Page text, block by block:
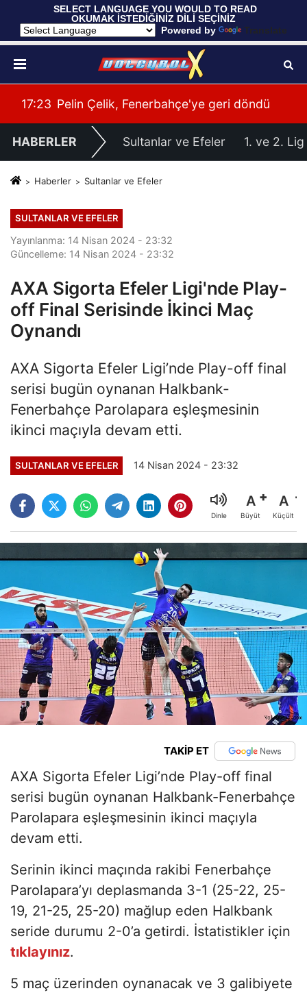
SELECT LANGUAGE YOU WOULD TO READ
OKUMAK İSTEDİĞİNİZ DİLİ SEÇİNİZ
Powered by
Translate
00:41 Gloria Ailesi, Filenin Sultanları'nı Ağırladı
HABERLER Sultanlar ve Efeler 1. ve 2. Lig
Haberler Sultanlar ve Efeler
SULTANLAR VE EFELER
Yayınlanma: 14 Nisan 2024 - 23:32
Güncelleme: 14 Nisan 2024 - 23:32
AXA Sigorta Efeler Ligi'nde Play-
off Final Serisinde İkinci Maç
Oynandı
AXA Sigorta Efeler Ligi’nde Play-off final
serisi bugün oynanan Halkbank-
Fenerbahçe Parolapara eşleşmesinin
ikinci maçıyla devam etti.
SULTANLAR VE EFELER 14 Nisan 2024 - 23:32
Dinle
A
Büyüt
A
Küçült
TAKİP ET
AXA Sigorta Efeler Ligi’nde Play-off final
serisi bugün oynanan Halkbank-Fenerbahçe
Parolapara eşleşmesinin ikinci maçıyla
devam etti.
Serinin ikinci maçında rakibi Fenerbahçe
Parolapara’yı deplasmanda 3-1 (25-22, 25-
19, 21-25, 25-20) mağlup eden Halkbank
seride durumu 2-0’a getirdi. İstatistikler için
tıklayınız.
5 maç üzerinden oynanacak ve 3 galibiyete